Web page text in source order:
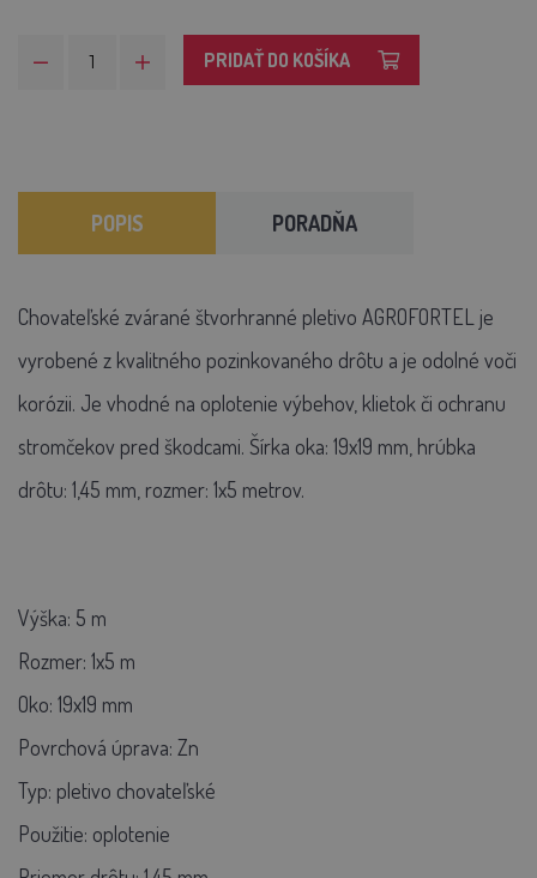
PRIDAŤ DO KOŠÍKA
POPIS PORADŇA
Chovateľské zvárané štvorhranné pletivo AGROFORTEL je
vyrobené z kvalitného pozinkovaného drôtu a je odolné voči
korózii. Je vhodné na oplotenie výbehov, klietok či ochranu
stromčekov pred škodcami. Šírka oka: 19x19 mm, hrúbka
drôtu: 1,45 mm, rozmer: 1x5 metrov.
Výška: 5 m
Rozmer: 1x5 m
Oko: 19x19 mm
Povrchová úprava: Zn
Typ: pletivo chovateľské
Použitie: oplotenie